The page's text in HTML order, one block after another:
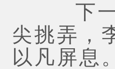
下一秒
尖挑弄，
以凡屏息。